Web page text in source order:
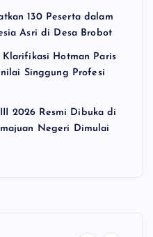
130 Peserta dalam
Asri di Desa Brobot
Hotman Paris
Singgung Profesi
2026 Resmi Dibuka di
Negeri Dimulai